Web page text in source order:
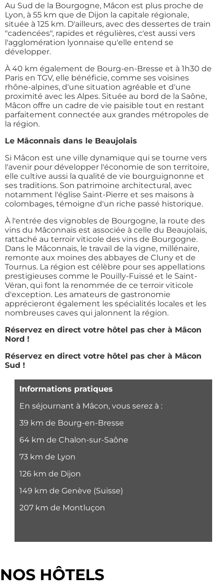
Au Sud de la Bourgogne, Mâcon est plus proche de
Lyon, à 55 km que de Dijon la capitale régionale,
située à 125 km. D'ailleurs, avec des dessertes de train
"cadencées", rapides et régulières, c'est aussi vers
l'agglomération lyonnaise qu'elle entend se
développer.
À 40 km également de Bourg-en-Bresse et à 1h30 de
Paris en TGV, elle bénéficie, comme ses voisines
rhône-alpines, d'une situation agréable et d'une
proximité avec les Alpes. Située au bord de la Saône,
Mâcon offre un cadre de vie paisible tout en restant
parfaitement connectée aux grandes métropoles de
la région.
Le Mâconnais dans le Beaujolais
Si Mâcon est une ville dynamique qui se tourne vers
l'avenir pour développer l'économie de son territoire,
elle cultive aussi la qualité de vie bourguignonne et
ses traditions. Son patrimoine architectural, avec
notamment l'église Saint-Pierre et ses maisons à
colombages, témoigne d'un riche passé historique.
À l'entrée des vignobles de Bourgogne, la route des
vins du Mâconnais est associée à celle du Beaujolais,
rattaché au terroir viticole des vins de Bourgogne.
Dans le Mâconnais, le travail de la vigne, millénaire,
remonte aux moines des abbayes de Cluny et de
Tournus. La région est célèbre pour ses appellations
prestigieuses comme le Pouilly-Fuissé et le Saint-
Véran, qui font la renommée de ce terroir viticole
d'exception. Les amateurs de gastronomie
apprécieront également les spécialités locales et les
nombreuses caves qui jalonnent la région.
Réservez en direct votre hôtel pas cher à Mâcon
Nord !
Réservez en direct votre hôtel pas cher à Mâcon
Sud !
Informations pratiques
En séjournant à Mâcon, vous serez à :
39 km de Bourg-en-Bresse
64 km de Chalon-sur-Saône
73 km de Lyon
126 km de Dijon
149 km de Genève (Suisse)
207 km de Montluçon
NOS HÔTELS